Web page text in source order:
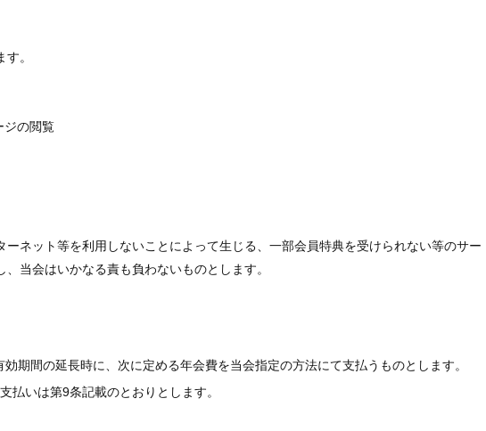
。
ジの閲覧
ネット等を利用しないことによって生じる、一部会員特典を受けられない等のサー
当会はいかなる責も負わないものとします。
期間の延長時に、次に定める年会費を当会指定の方法にて支払うものとします。
払いは第9条記載のとおりとします。